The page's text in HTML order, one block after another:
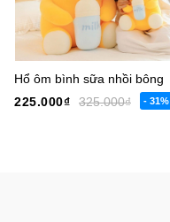
Hổ ôm bình sữa nhồi bông
225.000₫
325.000₫ - 31%